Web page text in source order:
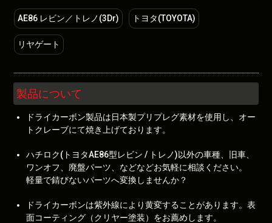
AE86 レビン／トレノ(3Dr) トヨタ(TOYOTA)
リヤゲート
製品について
ドライカーボン製品は日本製プリプレグ素材を使用し、オー
トクレーブにて焼き上げております。
ハチロク(トヨタAE86型レビン / トレノ)以外の車種、旧車、
ワンオフ、廃盤パーツ、などなどお気軽に相談ください。
軽量で錆びないパーツへ変換しませんか？
ドライカーボンは紫外線により黄変することがあります。表
面コーティング（クリヤー塗装）をお薦めします。